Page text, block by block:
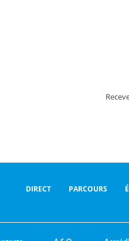
DIRECT PARCOURS